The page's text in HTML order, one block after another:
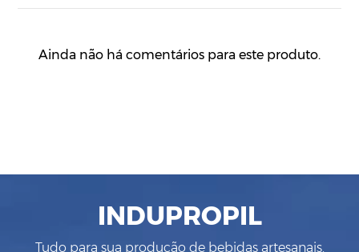
Ainda não há comentários para este produto.
INDUPROPIL
Tudo para sua produção de bebidas artesanais.